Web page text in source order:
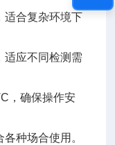
适合复杂环境下
适应不同检测需
，确保操作安
各种场合使用。